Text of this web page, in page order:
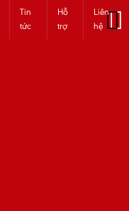
Tin
tức
Hỗ
trợ
Liên
hệ